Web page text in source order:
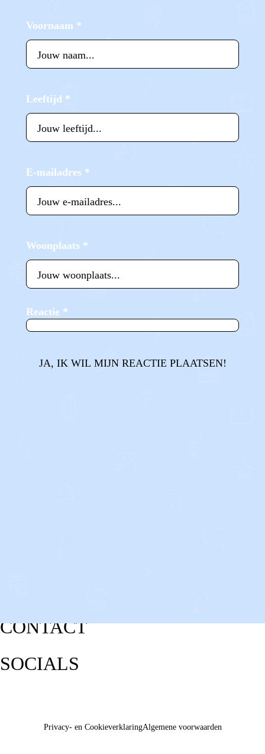
Voornaam *
Leeftijd *
E-mailadres *
Woonplaats *
Reactie *
JA, IK WIL MIJN REACTIE PLAATSEN!
CONTACT
SOCIALS
Privacy- en CookieverklaringAlgemene voorwaarden